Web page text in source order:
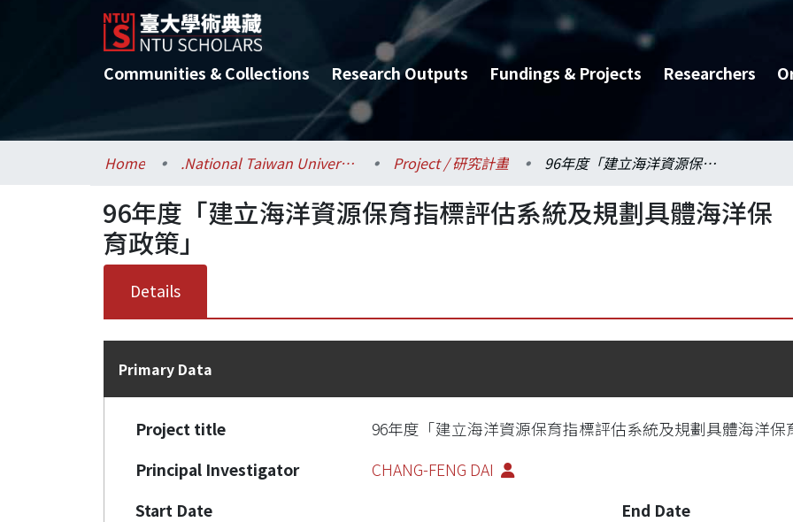
Communities & Collections Research Outputs Fundings & Projects Researchers
Home .National Taiwan University / 國立臺灣大學 Project / 研究計畫 96年度「建立海洋資源保育指標評估系統及規劃具體海洋保育政策」
96年度「建立海洋資源保育指標評估系統及規劃具體海洋保
育政策」
Details
Primary Data
Project title
96年度「建立海洋資源保育指標評估系統及規劃具體海洋保
Principal Investigator
CHANG-FENG DAI
Start Date
End Date